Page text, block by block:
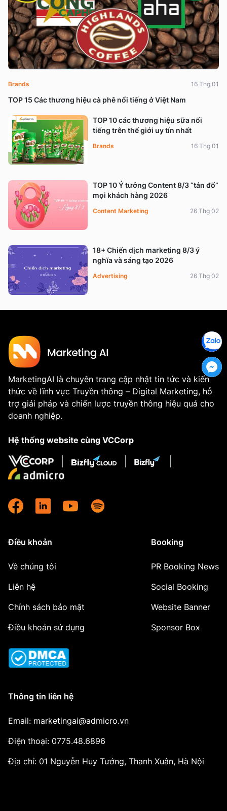
TOP 15 Các thương hiệu cà phê nổi tiếng ở Việt Nam
Brands 16 Thg 01
TOP 10 các thương hiệu sữa nổi
tiếng trên thế giới uy tín nhất
Brands 16 Thg 01
TOP 10 Ý tưởng Content 8/3 “tán đổ”
mọi khách hàng 2026
Content Marketing 26 Thg 02
18+ Chiến dịch marketing 8/3 ý
nghĩa và sáng tạo 2026
Advertising 26 Thg 02
MarketingAI là chuyên trang cập nhật tin tức và kiến
thức về lĩnh vực Truyền thông – Digital Marketing, hỗ
trợ giải pháp và chiến lược truyền thông hiệu quả cho
doanh nghiệp.
Hệ thống website cùng VCCorp
Điều khoản
Về chúng tôi
Liên hệ
Chính sách bảo mật
Điều khoản sử dụng
Booking
PR Booking News
Social Booking
Website Banner
Sponsor Box
Thông tin liên hệ
Email: marketingai@admicro.vn
Điện thoại: 0775.48.6896
Địa chỉ: 01 Nguyễn Huy Tưởng, Thanh Xuân, Hà Nội